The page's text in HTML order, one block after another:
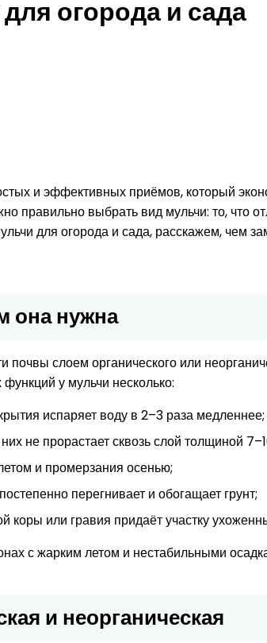
огорода и сада
и эффективных приёмов, который
правильно выбрать вид мульчи: то, что
для огорода и сада, расскажем, чем
она нужна
почвы слоем органического или
у мульчи несколько:
испаряет воду в 2–3 раза медленнее;
не прорастает сквозь слой толщиной
и промерзания осенью;
перегнивает и обогащает грунт;
коры или гравия придаёт участку
с жарким летом и нестабильными
и неорганическая